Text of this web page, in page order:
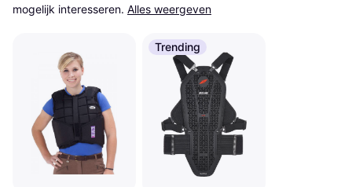
mogelijk interesseren. Alles weergeven
Trending